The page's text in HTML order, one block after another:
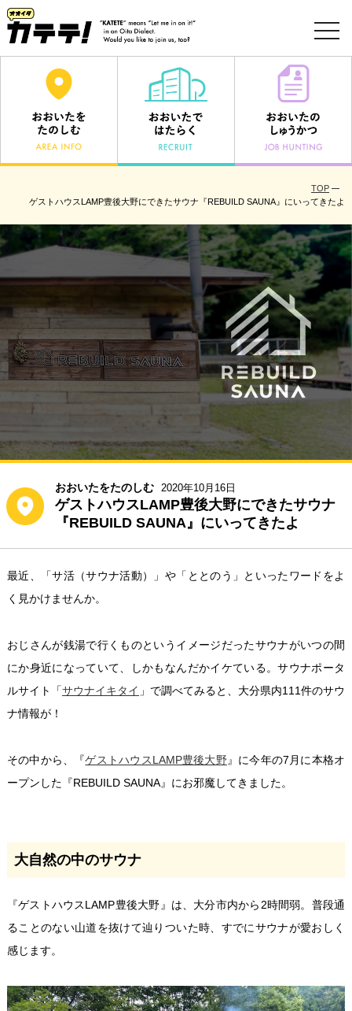
TOP
ゲストハウスLAMP豊後大野にできたサウナ『REBUILD SAUNA』にいってきたよ
おおいたをたのしむ 2020年10月16日
ゲストハウスLAMP豊後大野にできたサウナ
『REBUILD SAUNA』にいってきたよ
最近、「サ活（サウナ活動）」や「ととのう」といったワードをよ
く見かけませんか。
おじさんが銭湯で行くものというイメージだったサウナがいつの間
にか身近になっていて、しかもなんだかイケている。サウナポータ
ルサイト「サウナイキタイ 」で調べてみると、大分県内111件のサウ
ナ情報が！
その中から、『ゲストハウスLAMP豊後大野』に今年の7月に本格オ
ープンした『REBUILD SAUNA』にお邪魔してきました。
大自然の中のサウナ
『ゲストハウスLAMP豊後大野』は、大分市内から2時間弱。普段通
ることのない山道を抜けて辿りついた時、すでにサウナが愛おしく
感じます。